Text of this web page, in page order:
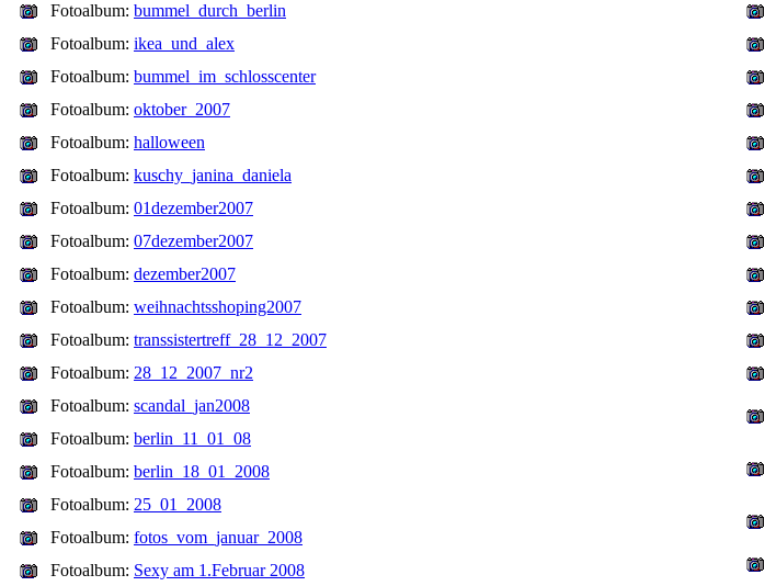
Fotoalbum: bummel_durch_berlin
Fotoalbum: ikea_und_alex
Fotoalbum: bummel_im_schlosscenter
Fotoalbum: oktober_2007
Fotoalbum: halloween
Fotoalbum: kuschy_janina_daniela
Fotoalbum: 01dezember2007
Fotoalbum: 07dezember2007
Fotoalbum: dezember2007
Fotoalbum: weihnachtsshoping2007
Fotoalbum: transsistertreff_28_12_2007
Fotoalbum: 28_12_2007_nr2
Fotoalbum: scandal_jan2008
Fotoalbum: berlin_11_01_08
Fotoalbum: berlin_18_01_2008
Fotoalbum: 25_01_2008
Fotoalbum: fotos_vom_januar_2008
Fotoalbum: Sexy am 1.Februar 2008